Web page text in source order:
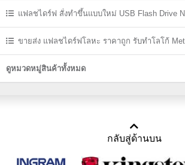
USBThailand
แฟลชไดร์ฟ สั่งทำขึ้นแบบใหม่ USB Flash Drive
Shapedขายส่ง แฟลชไดร์ฟโลหะ ราคาถูก รับทำโลโก้
ราคาส่ง
ดูหมวดหมู่สินค้าทั้งหมด
กลับสู่ด้านบน